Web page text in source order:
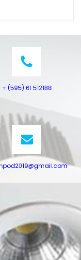
+ (595) 61 512188